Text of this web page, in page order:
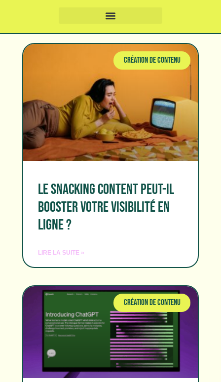
CRÉATION DE CONTENU
LE SNACKING CONTENT PEUT-IL
BOOSTER VOTRE VISIBILITÉ EN
LIGNE ?
LIRE LA SUITE »
CRÉATION DE CONTENU